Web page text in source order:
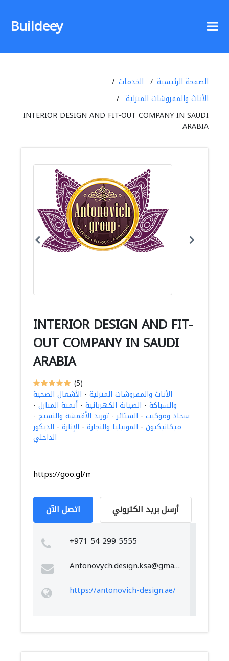
Buildeey
الصفحة الرئيسية
الخدمات
الأثاث والمفروشات المنزلية
INTERIOR DESIGN AND FIT-OUT COMPANY IN SAUDI
ARABIA
INTERIOR DESIGN AND FIT-
OUT COMPANY IN SAUDI
ARABIA
(5)
الأثاث والمفروشات المنزلية - الأشغال الصحية
والسباكة - الصيانة الكهربائية - أتمتة المنازل -
سجاد وموكيت - الستائر- توريد الأقمشة والنسيج -
ميكانيكيون - الموبيليا والنجارة - الإنارة - الديكور
الداخلي
https://goo.gl/maps/3PgGPSBM2yNFcGZ28
اتصل الآن أرسل بريد الكتروني
+971 54 299 5555
Antonovych.design.ksa@gmail.com
https://antonovich-design.ae/